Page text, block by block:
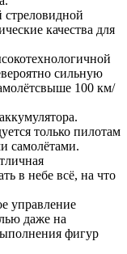
качества для
сильную
100 км/
только пилотам
самолётами.
в небе всё, на что
управление
даже на
фигур